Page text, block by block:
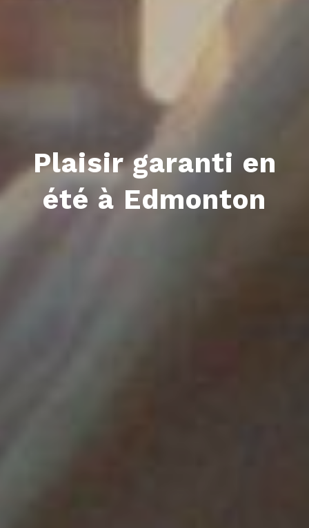
Plaisir garanti en
été à Edmonton